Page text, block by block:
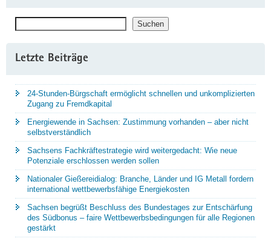
Suchen Suchen
Letzte Beiträge
24-Stunden-Bürgschaft ermöglicht schnellen und unkomplizierten
Zugang zu Fremdkapital
Energiewende in Sachsen: Zustimmung vorhanden – aber nicht
selbstverständlich
Sachsens Fachkräftestrategie wird weitergedacht: Wie neue
Potenziale erschlossen werden sollen
Nationaler Gießereidialog: Branche, Länder und IG Metall fordern
international wettbewerbsfähige Energiekosten
Sachsen begrüßt Beschluss des Bundestages zur Entschärfung
des Südbonus – faire Wettbewerbsbedingungen für alle Regionen
gestärkt